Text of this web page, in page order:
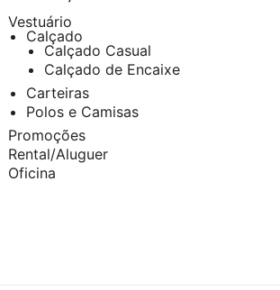
Vestuário
Calçado
Calçado Casual
Calçado de Encaixe
Carteiras
Polos e Camisas
Promoções
Rental/Aluguer
Oficina